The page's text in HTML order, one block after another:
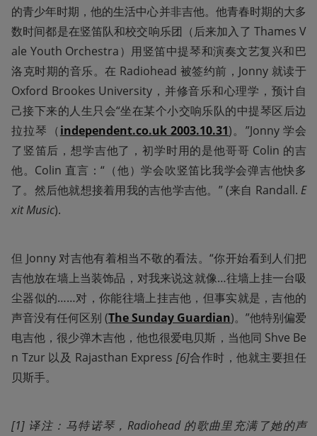
的青少年时期，他的生活中心并非吉他。他青春时期的大多
数时间都是在竖笛队和校交响乐团（后来加入了 Thames V
ale Youth Orchestra）用竖笛中提琴和演奏文艺复兴和巴
洛克时期的音乐。在 Radiohead 被签约前，Jonny 就读于
Oxford Brookes University，并修音乐和心理学，预计自
己接下来的人生只会“坐在某个小交响乐队的中提琴区后边
拉拉琴（independent.co.uk 2003.10.31)。”Jonny 学会
了竖笛后，想学吉他了，初学时用的是他哥哥 Colin 的吉
他。Colin 直言：“（他）学会吹竖笛比我学会弹吉他快多
了。然后他就想接着用我的吉他学吉他。” (来自 Randall. E
xit Music).
但 Jonny 对吉他有着相当不敬的看法。“你开始看到人们把
吉他放在墙上当装饰品，对我来说这就像…往墙上挂一台吸
尘器似的……对，你能往墙上挂吉他，但事实就是，吉他的
声音没有任何区别 (The Sunday Guardian)。”他特别偏爱
电吉他，很少弹木吉他，他也很爱电贝斯，当他同 Shve Be
n Tzur 以及 Rajasthan Express [6]合作时，他就主要担任
贝斯手。
[1] 译注：马特诺琴，Radiohead 的歌曲里充满了她的声